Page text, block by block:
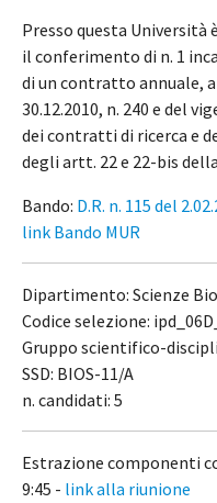
Presso questa
il conferimento di n. 1
di un contratto annuale,
30.12.2010, n. 240 e del
dei contratti di ricerca e
degli artt. 22 e 22-bis
Bando: D.R. n. 115 del
link Bando MUR
Dipartimento: Scienze
Codice selezione:
Gruppo scientifico-
SSD: BIOS-11/A
n. candidati: 5
Estrazione componenti
9:45 - link alla riunione